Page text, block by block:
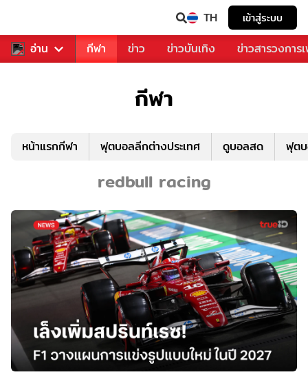
TH เข้าสู่ระบบ
อ่าน
สำหรับคุณ กีฬา ข่าว ข่าวบันเทิง ข่าวสารวงการ
กีฬา
หน้าแรกกีฬา ฟุตบอลลีกต่างประเทศ ดูบอลสด ฟุต
redbull racing